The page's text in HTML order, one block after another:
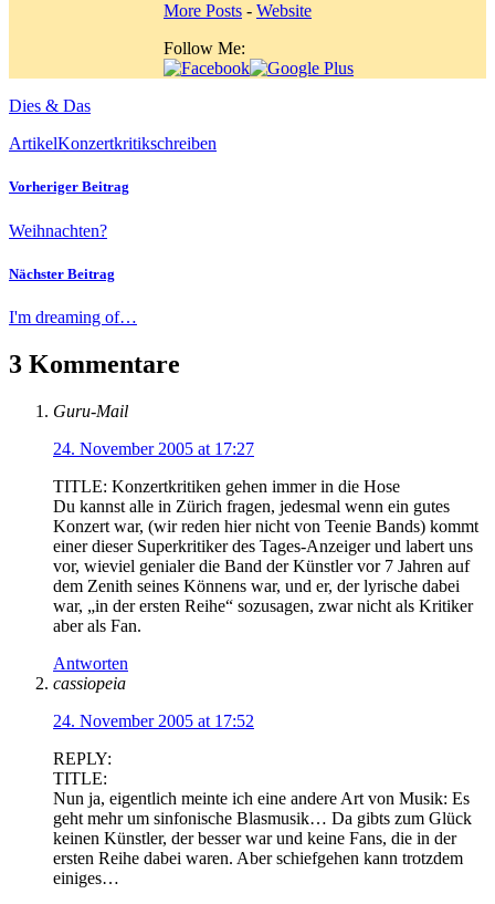
More Posts - Website
Follow Me:
Dies & Das
ArtikelKonzertkritikschreiben
Vorheriger Beitrag
Weihnachten?
Nächster Beitrag
I'm dreaming of…
3 Kommentare
Guru-Mail
24. November 2005 at 17:27
TITLE: Konzertkritiken gehen immer in die Hose
Du kannst alle in Zürich fragen, jedesmal wenn ein gutes
Konzert war, (wir reden hier nicht von Teenie Bands) kommt
einer dieser Superkritiker des Tages-Anzeiger und labert uns
vor, wieviel genialer die Band der Künstler vor 7 Jahren auf
dem Zenith seines Könnens war, und er, der lyrische dabei
war, „in der ersten Reihe“ sozusagen, zwar nicht als Kritiker
aber als Fan.
Antworten
cassiopeia
24. November 2005 at 17:52
REPLY:
TITLE:
Nun ja, eigentlich meinte ich eine andere Art von Musik: Es
geht mehr um sinfonische Blasmusik… Da gibts zum Glück
keinen Künstler, der besser war und keine Fans, die in der
ersten Reihe dabei waren. Aber schiefgehen kann trotzdem
einiges…